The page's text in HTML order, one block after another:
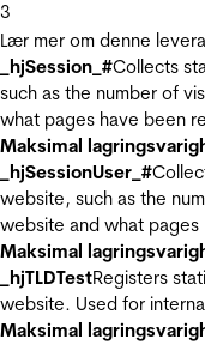
3
Lær mer om denne
_hjSession_#Collects
such as the number of
what pages have been
Maksimal
_hjSessionUser_#
website, such as the
website and what
Maksimal
_hjTLDTestRegisters
website. Used for
Maksimal